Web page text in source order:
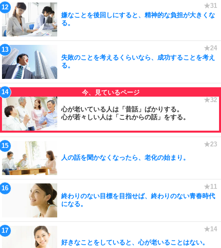
嫌なことを後回しにすると、精神的な負担が大きくな
る。
失敗のことを考えるくらいなら、成功することを考え
る。
心が老いている人は「昔話」ばかりする。
心が若々しい人は「これからの話」をする。
人の話を聞かなくなったら、老化の始まり。
終わりのない目標を目指せば、終わりのない青春時代
になる。
好きなことをしていると、心が老いることはない。